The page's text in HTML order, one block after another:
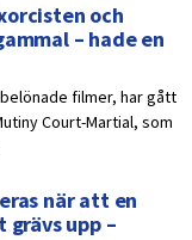
och
– hade en
filmer, har gått
Court-Martial, som
när att en
upp –